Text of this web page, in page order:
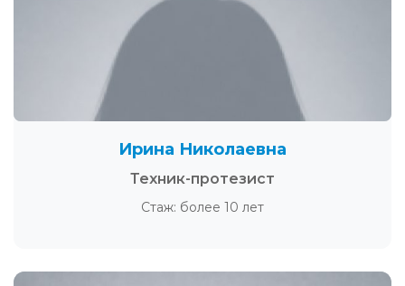
Ирина Николаевна
Техник-протезист
Стаж: более 10 лет